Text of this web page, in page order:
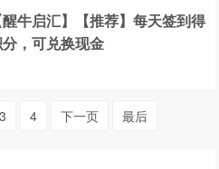
醒牛启汇】【推荐】每天签到得
，可兑换现金
3 4 下一页 最后